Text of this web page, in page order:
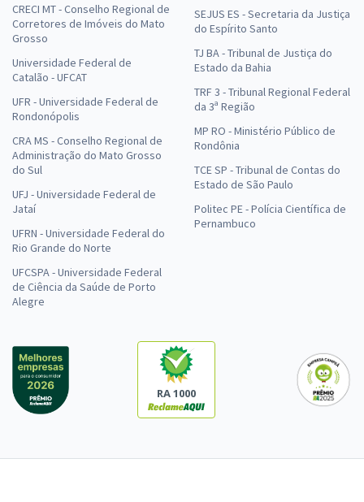
CRECI MT - Conselho Regional de
Corretores de Imóveis do Mato
Grosso
Universidade Federal de
Catalão - UFCAT
UFR - Universidade Federal de
Rondonópolis
CRA MS - Conselho Regional de
Administração do Mato Grosso
do Sul
UFJ - Universidade Federal de
Jataí
UFRN - Universidade Federal do
Rio Grande do Norte
UFCSPA - Universidade Federal
de Ciência da Saúde de Porto
Alegre
SEJUS ES - Secretaria da Justiça
do Espírito Santo
TJ BA - Tribunal de Justiça do
Estado da Bahia
TRF 3 - Tribunal Regional Federal
da 3ª Região
MP RO - Ministério Público de
Rondônia
TCE SP - Tribunal de Contas do
Estado de São Paulo
Politec PE - Polícia Científica de
Pernambuco
RA 1000